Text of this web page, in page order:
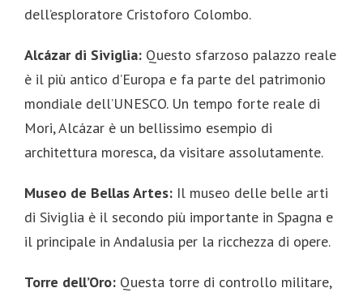
dell’esploratore Cristoforo Colombo.
Alcázar di Siviglia: Questo sfarzoso palazzo reale
è il più antico d’Europa e fa parte del patrimonio
mondiale dell’UNESCO. Un tempo forte reale di
Mori, Alcázar è un bellissimo esempio di
architettura moresca, da visitare assolutamente.
Museo de Bellas Artes: Il museo delle belle arti
di Siviglia è il secondo più importante in Spagna e
il principale in Andalusia per la ricchezza di opere.
Torre dell’Oro: Questa torre di controllo militare,